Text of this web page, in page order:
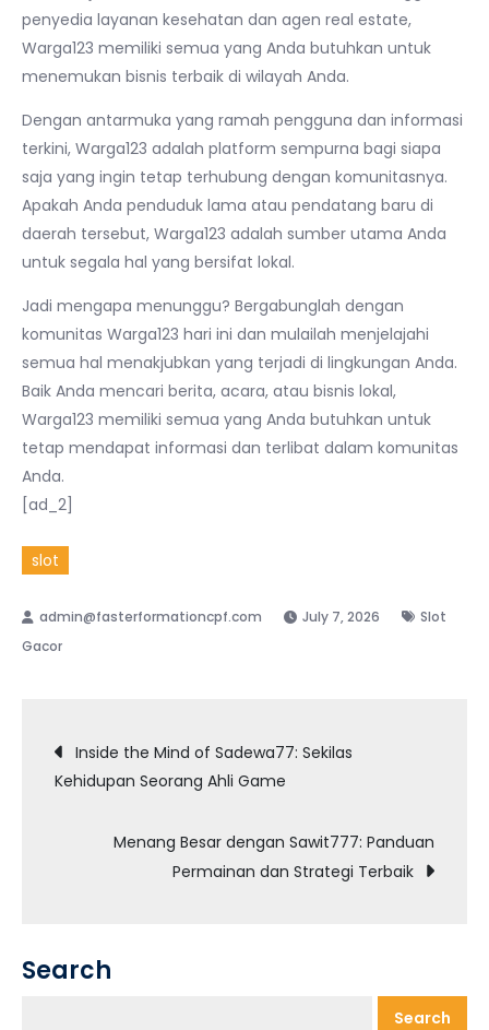
penyedia layanan kesehatan dan agen real estate,
Warga123 memiliki semua yang Anda butuhkan untuk
menemukan bisnis terbaik di wilayah Anda.
Dengan antarmuka yang ramah pengguna dan informasi
terkini, Warga123 adalah platform sempurna bagi siapa
saja yang ingin tetap terhubung dengan komunitasnya.
Apakah Anda penduduk lama atau pendatang baru di
daerah tersebut, Warga123 adalah sumber utama Anda
untuk segala hal yang bersifat lokal.
Jadi mengapa menunggu? Bergabunglah dengan
komunitas Warga123 hari ini dan mulailah menjelajahi
semua hal menakjubkan yang terjadi di lingkungan Anda.
Baik Anda mencari berita, acara, atau bisnis lokal,
Warga123 memiliki semua yang Anda butuhkan untuk
tetap mendapat informasi dan terlibat dalam komunitas
Anda.
[ad_2]
slot
July 7, 2026
Slot
Gacor
Post
navigation
Inside the Mind of Sadewa77: Sekilas
Kehidupan Seorang Ahli Game
Menang Besar dengan Sawit777: Panduan
Permainan dan Strategi Terbaik
Search
Search